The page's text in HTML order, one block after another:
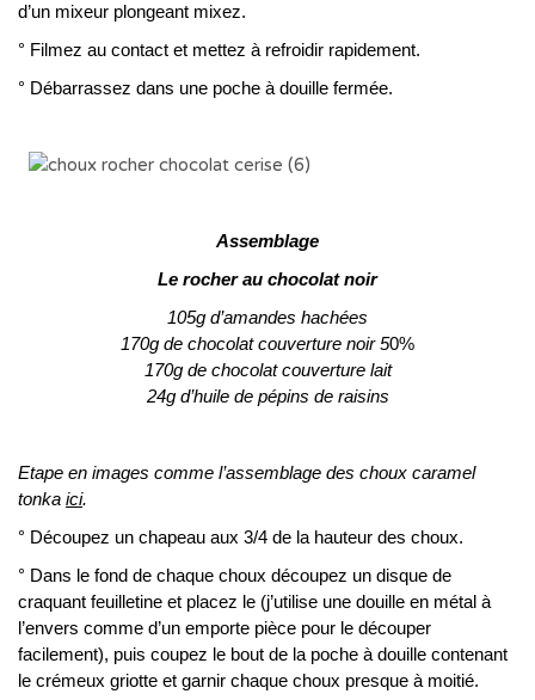
d’un mixeur plongeant mixez.
° Filmez au contact et mettez à refroidir rapidement.
° Débarrassez dans une poche à douille fermée.
Assemblage
Le rocher au chocolat noir
105g d’amandes hachées
170g de chocolat couverture noir 50%
170g de chocolat couverture lait
24g d’huile de pépins de raisins
Etape en images comme l’assemblage des choux caramel
tonka ici.
° Découpez un chapeau aux 3/4 de la hauteur des choux.
° Dans le fond de chaque choux découpez un disque de
craquant feuilletine et placez le (j’utilise une douille en métal à
l’envers comme d’un emporte pièce pour le découper
facilement), puis coupez le bout de la poche à douille contenant
le crémeux griotte et garnir chaque choux presque à moitié.